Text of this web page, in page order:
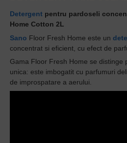
Detergent pentru pardoseli
Home Cotton 2L
Sano Floor Fresh Home este un
concentrat si eficient, cu efect de
Gama Floor Fresh Home se distinge
unica: este imbogatit cu parfumuri
de improspatare a aerului.